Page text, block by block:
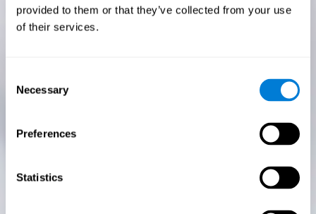
provided to them or that they’ve collected from your use
of their services.
Selection
Necessary
Preferences
Statistics